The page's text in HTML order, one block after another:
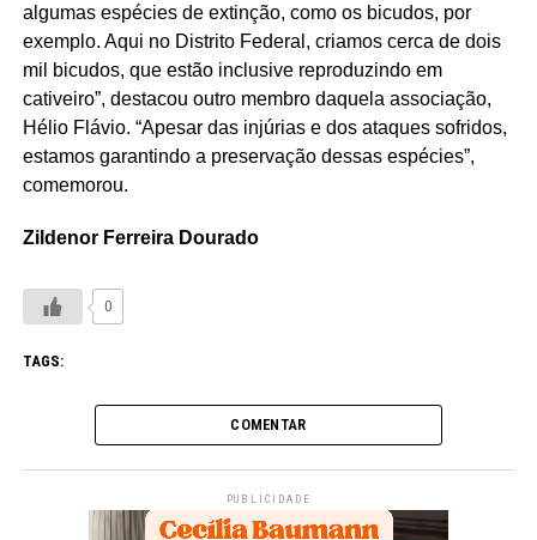
algumas espécies de extinção, como os bicudos, por
exemplo. Aqui no Distrito Federal, criamos cerca de dois
mil bicudos, que estão inclusive reproduzindo em
cativeiro”, destacou outro membro daquela associação,
Hélio Flávio. “Apesar das injúrias e dos ataques sofridos,
estamos garantindo a preservação dessas espécies”,
comemorou.
Zildenor Ferreira Dourado
0
TAGS:
COMENTAR
PUBLICIDADE